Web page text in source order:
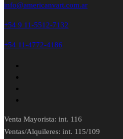
info@americanvart.com.ar
+54 9 11-5512-7132
+54 11-4772-4186
Venta Mayorista: int. 116
Ventas/Alquileres: int. 115/109